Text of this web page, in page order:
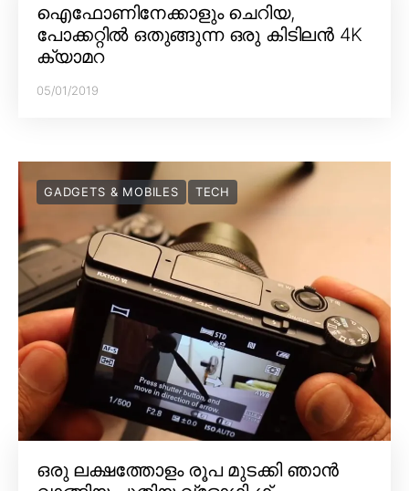
ഐഫോണിനേക്കാളും ചെറിയ,
പോക്കറ്റിൽ ഒതുങ്ങുന്ന ഒരു കിടിലൻ 4K
ക്യാമറ
05/01/2019
GADGETS & MOBILES TECH
ഒരു ലക്ഷത്തോളം രൂപ മുടക്കി ഞാൻ